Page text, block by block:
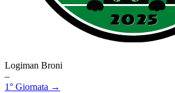
Logiman Broni
–
1° Giornata →